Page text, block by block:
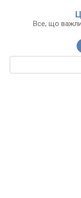
Все, що
Пошук: